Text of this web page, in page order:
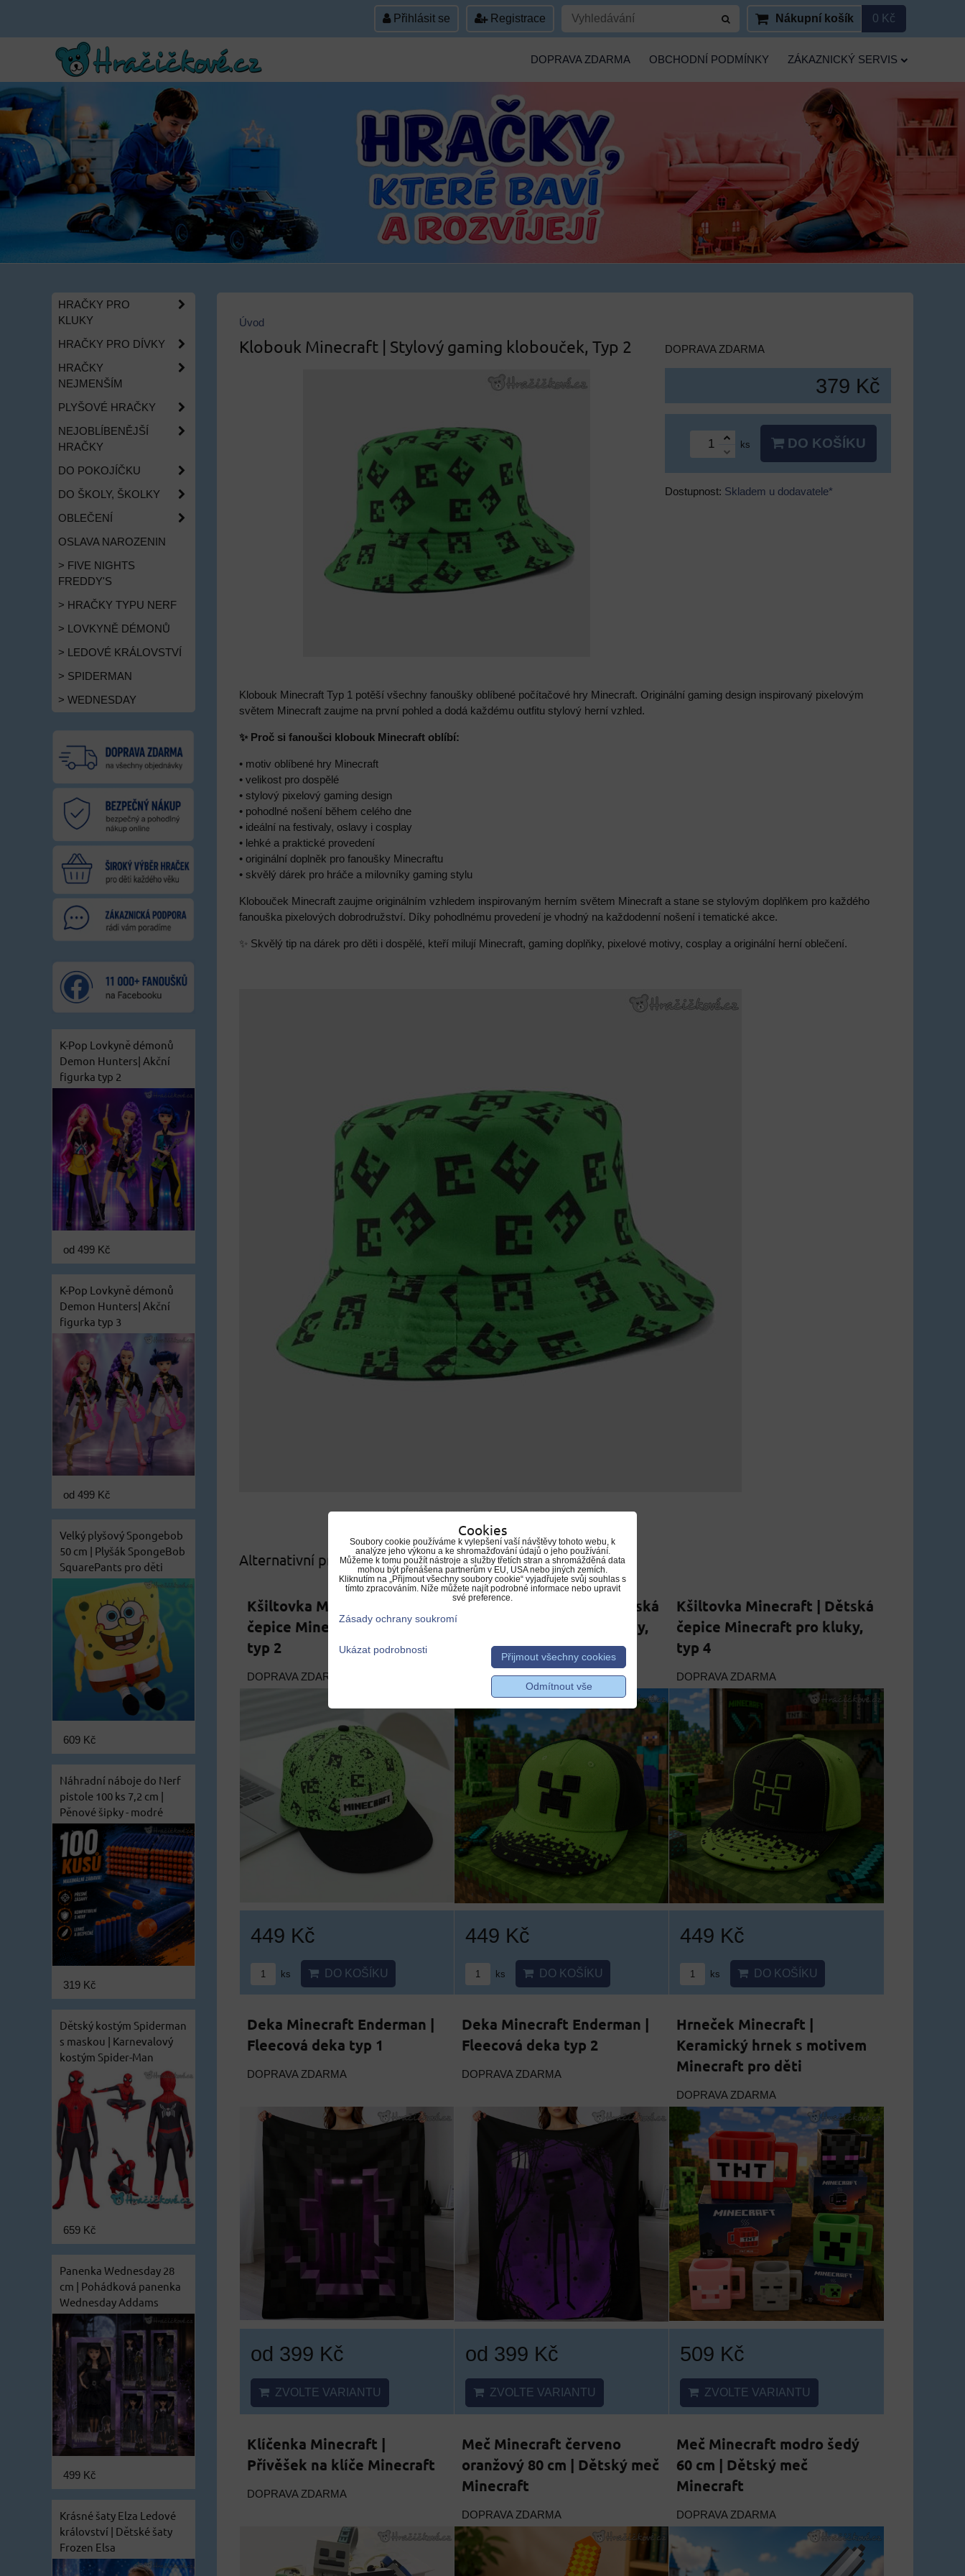
Přihlásit se Registrace Nákupní košík 0 Kč
DOPRAVA ZDARMA OBCHODNÍ PODMÍNKY ZÁKAZNICKÝ SERVIS
Úvod
Klobouk Minecraft | Stylový gaming klobouček, Typ 2 DOPRAVA ZDARMA
379 Kč
ks DO KOŠÍKU
Dostupnost: Skladem u dodavatele*
Klobouk Minecraft Typ 1 potěší všechny fanoušky oblíbené počítačové hry Minecraft. Originální gaming design inspirovaný pixelovým
světem Minecraft zaujme na první pohled a dodá každému outfitu stylový herní vzhled.
✨ Proč si fanoušci klobouk Minecraft oblíbí:
• motiv oblíbené hry Minecraft
• velikost pro dospělé
• stylový pixelový gaming design
• pohodlné nošení během celého dne
• ideální na festivaly, oslavy i cosplay
• lehké a praktické provedení
• originální doplněk pro fanoušky Minecraftu
• skvělý dárek pro hráče a milovníky gaming stylu
Klobouček Minecraft zaujme originálním vzhledem inspirovaným herním světem Minecraft a stane se stylovým doplňkem pro každého
fanouška pixelových dobrodružství. Díky pohodlnému provedení je vhodný na každodenní nošení i tematické akce.
✨ Skvělý tip na dárek pro děti i dospělé, kteří milují Minecraft, gaming doplňky, pixelové motivy, cosplay a originální herní oblečení.
Alternativní produkty
Kšiltovka Minecraft | Dětská
čepice Minecraft pro kluky,
typ 2
DOPRAVA ZDARMA
449 Kč
ks DO KOŠÍKU
Kšiltovka Minecraft | Dětská
čepice Minecraft pro kluky,
typ 3
DOPRAVA ZDARMA
449 Kč
ks DO KOŠÍKU
Kšiltovka Minecraft | Dětská
čepice Minecraft pro kluky,
typ 4
DOPRAVA ZDARMA
449 Kč
ks DO KOŠÍKU
Deka Minecraft Enderman |
Fleecová deka typ 1
DOPRAVA ZDARMA
od 399 Kč
ZVOLTE VARIANTU
Deka Minecraft Enderman |
Fleecová deka typ 2
DOPRAVA ZDARMA
od 399 Kč
ZVOLTE VARIANTU
Hrneček Minecraft |
Keramický hrnek s motivem
Minecraft pro děti
DOPRAVA ZDARMA
509 Kč
ZVOLTE VARIANTU
Klíčenka Minecraft |
Přívěšek na klíče Minecraft
DOPRAVA ZDARMA
Meč Minecraft červeno
oranžový 80 cm | Dětský meč
Minecraft
DOPRAVA ZDARMA
Meč Minecraft modro šedý
60 cm | Dětský meč
Minecraft
DOPRAVA ZDARMA
HRAČKY PRO
KLUKY
HRAČKY PRO DÍVKY
HRAČKY
NEJMENŠÍM
PLYŠOVÉ HRAČKY
NEJOBLÍBENĚJŠÍ
HRAČKY
DO POKOJÍČKU
DO ŠKOLY, ŠKOLKY
OBLEČENÍ
OSLAVA NAROZENIN
> FIVE NIGHTS
FREDDY'S
> HRAČKY TYPU NERF
> LOVKYNĚ DÉMONŮ
> LEDOVÉ KRÁLOVSTVÍ
> SPIDERMAN
> WEDNESDAY
K-Pop Lovkyně démonů
Demon Hunters| Akční
figurka typ 2
od 499 Kč
K-Pop Lovkyně démonů
Demon Hunters| Akční
figurka typ 3
od 499 Kč
Velký plyšový Spongebob
50 cm | Plyšák SpongeBob
SquarePants pro děti
609 Kč
Náhradní náboje do Nerf
pistole 100 ks 7,2 cm |
Pěnové šipky - modré
319 Kč
Dětský kostým Spiderman
s maskou | Karnevalový
kostým Spider-Man
659 Kč
Panenka Wednesday 28
cm | Pohádková panenka
Wednesday Addams
499 Kč
Krásné šaty Elza Ledové
království | Dětské šaty
Frozen Elsa
Cookies
Soubory cookie používáme k vylepšení vaší návštěvy tohoto webu, k
analýze jeho výkonu a ke shromažďování údajů o jeho používání.
Můžeme k tomu použít nástroje a služby třetích stran a shromážděná data
mohou být přenášena partnerům v EU, USA nebo jiných zemích.
Kliknutím na „Přijmout všechny soubory cookie“ vyjadřujete svůj souhlas s
tímto zpracováním. Níže můžete najít podrobné informace nebo upravit
své preference.
Zásady ochrany soukromí
Ukázat podrobnosti
Přijmout všechny cookies
Odmítnout vše